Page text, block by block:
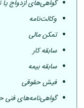
گواهی‌های ازدواج
وکالت‌نامه
تمکن مالی
سابقه کار
سابقه بیمه
فیش حقوقی
گواهی‌نامه‌های فنی